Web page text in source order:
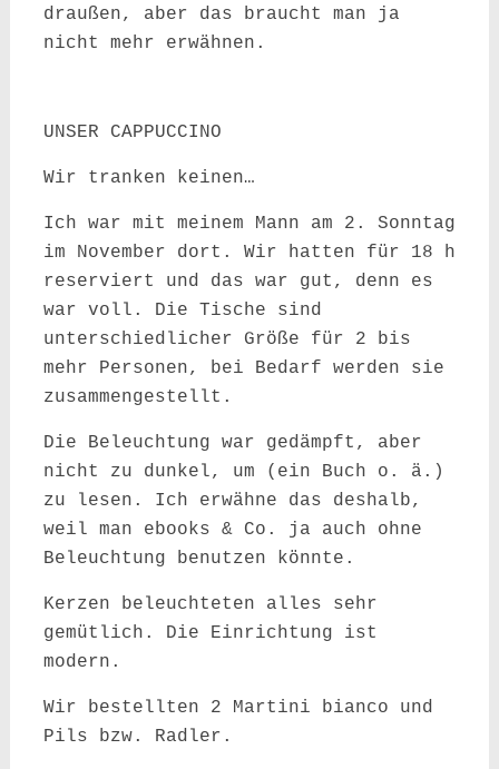
draußen, aber das braucht man ja
nicht mehr erwähnen.
UNSER CAPPUCCINO
Wir tranken keinen…
Ich war mit meinem Mann am 2. Sonntag
im November dort. Wir hatten für 18 h
reserviert und das war gut, denn es
war voll. Die Tische sind
unterschiedlicher Größe für 2 bis
mehr Personen, bei Bedarf werden sie
zusammengestellt.
Die Beleuchtung war gedämpft, aber
nicht zu dunkel, um (ein Buch o. ä.)
zu lesen. Ich erwähne das deshalb,
weil man ebooks & Co. ja auch ohne
Beleuchtung benutzen könnte.
Kerzen beleuchteten alles sehr
gemütlich. Die Einrichtung ist
modern.
Wir bestellten 2 Martini bianco und
Pils bzw. Radler.